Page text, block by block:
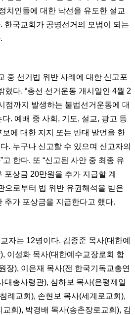
치인들에 대한 낙선을 유도한 설교
한국교회가 공명선거의 모범이 되는
중 선거법 위반 사례에 대한 신고포
혔다. “총선 선거운동 개시일인 4월 2
점까지 발생하는 불법선거운동에 대
. 예배 중 사회, 기도, 설교, 광고 등
에 대한 지지 또는 반대 발언을 한
. 누구나 신고할 수 있으며 신고자의
한다. 또 “신고된 사안 중 최종 유
포상금 20만원을 추가 지급할 계
으로부터 법 위반 유권해석을 받은
추가 포상금을 지급한다고 했다.
자는 12명이다. 김종준 목사(대한예
이성화 목사(대한예수교장로회 합
장), 이은재 목사(전 한국기독교총연
대총사령관), 심하보 목사(은평제일
례교회), 손현보 목사(세계로교회),
회), 박경배 목사(송촌장로교회), 김